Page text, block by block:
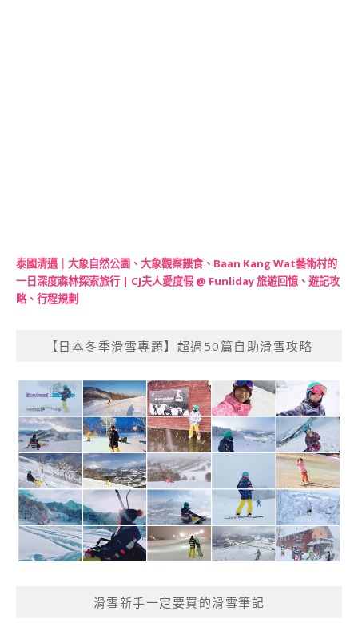
泰國清邁｜大象自然公園、大象觀察餵食、Baan Kang Wat藝術村的
一日深度森林探索旅行 | CJ夫人愛度假 @ Funliday 旅遊回憶、遊記攻
略、行程規劃
【日本冬季滑雪專題】超過50篇自助滑雪攻略
滑雪新手一定要買的滑雪筆記